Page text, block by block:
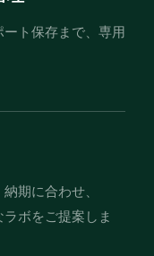
ト保存まで、専用
期に合わせ、
ボをご提案しま